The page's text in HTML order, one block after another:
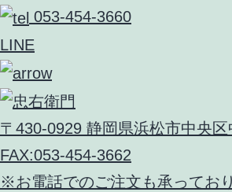
053-454-3660
LINE
〒430-0929 静岡県浜松市中央
FAX:053-454-3662
※お電話でのご注文も承ってお